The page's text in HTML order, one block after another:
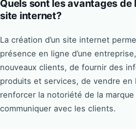
Quels sont les avantages de
site internet?
La création d’un site internet
présence en ligne d’une
nouveaux clients, de fournir des
produits et services, de vendre en
renforcer la notoriété de la
communiquer avec les clients.